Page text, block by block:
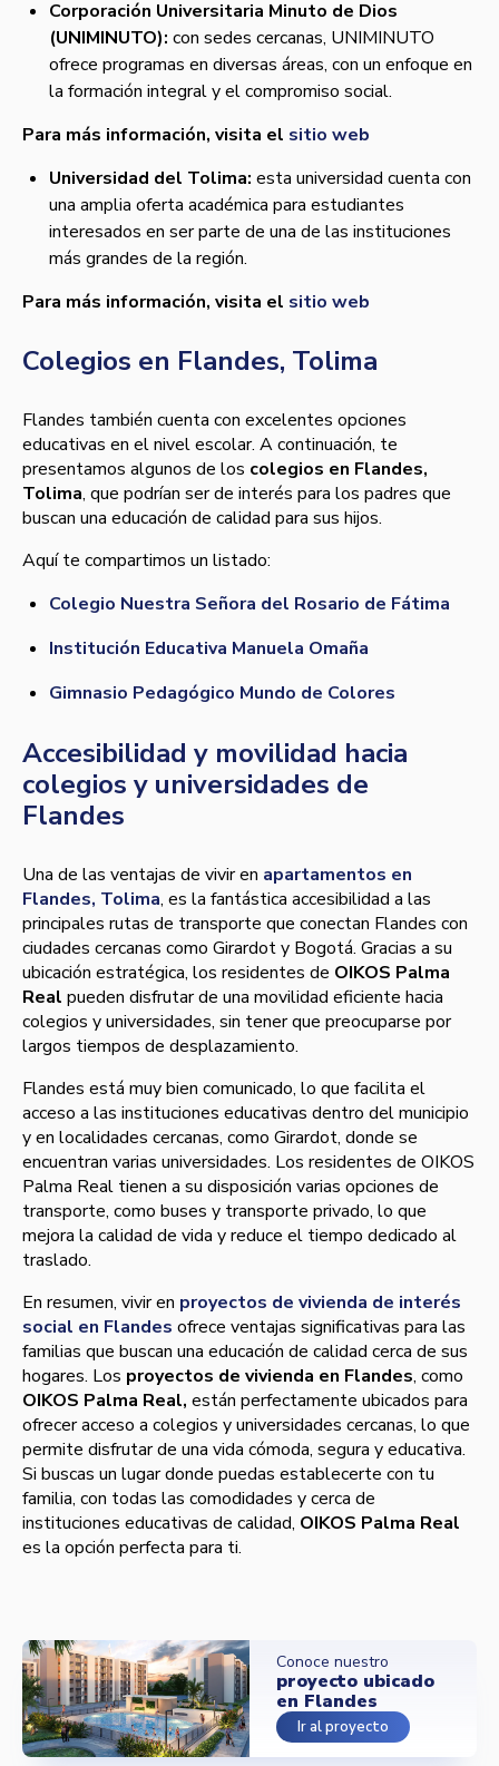
Corporación Universitaria Minuto de Dios
(UNIMINUTO): con sedes cercanas, UNIMINUTO
ofrece programas en diversas áreas, con un enfoque en
la formación integral y el compromiso social.
Para más información, visita el sitio web
Universidad del Tolima: esta universidad cuenta con
una amplia oferta académica para estudiantes
interesados en ser parte de una de las instituciones
más grandes de la región.
Para más información, visita el sitio web
Colegios en Flandes, Tolima
Flandes también cuenta con excelentes opciones
educativas en el nivel escolar. A continuación, te
presentamos algunos de los colegios en Flandes,
Tolima, que podrían ser de interés para los padres que
buscan una educación de calidad para sus hijos.
Aquí te compartimos un listado:
Colegio Nuestra Señora del Rosario de Fátima
Institución Educativa Manuela Omaña
Gimnasio Pedagógico Mundo de Colores
Accesibilidad y movilidad hacia
colegios y universidades de
Flandes
Una de las ventajas de vivir en apartamentos en
Flandes, Tolima, es la fantástica accesibilidad a las
principales rutas de transporte que conectan Flandes con
ciudades cercanas como Girardot y Bogotá. Gracias a su
ubicación estratégica, los residentes de OIKOS Palma
Real pueden disfrutar de una movilidad eficiente hacia
colegios y universidades, sin tener que preocuparse por
largos tiempos de desplazamiento.
Flandes está muy bien comunicado, lo que facilita el
acceso a las instituciones educativas dentro del municipio
y en localidades cercanas, como Girardot, donde se
encuentran varias universidades. Los residentes de OIKOS
Palma Real tienen a su disposición varias opciones de
transporte, como buses y transporte privado, lo que
mejora la calidad de vida y reduce el tiempo dedicado al
traslado.
En resumen, vivir en proyectos de vivienda de interés
social en Flandes ofrece ventajas significativas para las
familias que buscan una educación de calidad cerca de sus
hogares. Los proyectos de vivienda en Flandes, como
OIKOS Palma Real, están perfectamente ubicados para
ofrecer acceso a colegios y universidades cercanas, lo que
permite disfrutar de una vida cómoda, segura y educativa.
Si buscas un lugar donde puedas establecerte con tu
familia, con todas las comodidades y cerca de
instituciones educativas de calidad, OIKOS Palma Real
es la opción perfecta para ti.
Conoce nuestro
proyecto ubicado
en Flandes
Ir al proyecto